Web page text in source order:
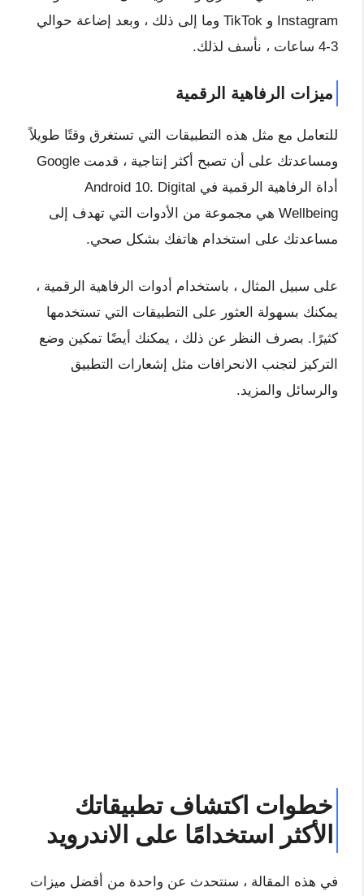
Instagram و TikTok وما إلى ذلك ، وبعد إضاعة حوالي
3-4 ساعات ، نأسف لذلك.
ميزات الرفاهية الرقمية
للتعامل مع مثل هذه التطبيقات التي تستغرق وقتًا طويلاً
ومساعدتك على أن تصبح أكثر إنتاجية ، قدمت Google
أداة الرفاهية الرقمية في Android 10. Digital
Wellbeing هي مجموعة من الأدوات التي تهدف إلى
مساعدتك على استخدام هاتفك بشكل صحي.
على سبيل المثال ، باستخدام أدوات الرفاهية الرقمية ،
يمكنك بسهولة العثور على التطبيقات التي تستخدمها
كثيرًا. بصرف النظر عن ذلك ، يمكنك أيضًا تمكين وضع
التركيز لتجنب الانحرافات مثل إشعارات التطبيق
والرسائل والمزيد.
خطوات اكتشاف تطبيقاتك
الأكثر استخدامًا على الاندرويد
في هذه المقالة ، سنتحدث عن واحدة من أفضل ميزات